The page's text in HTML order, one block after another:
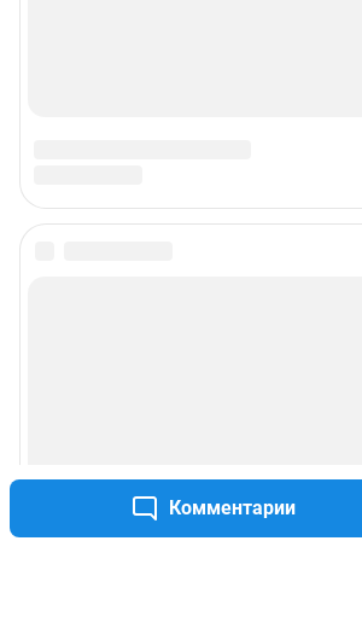
Комментарии